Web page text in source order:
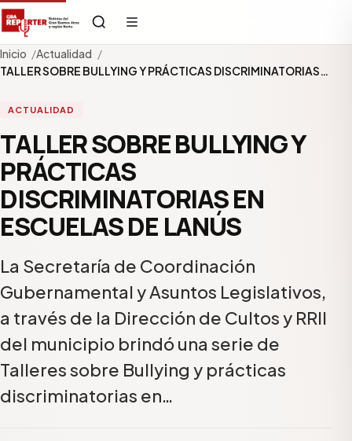
Inicio
Actualidad
TALLER SOBRE BULLYING Y PRÁCTICAS DISCRIMINATORIAS…
ACTUALIDAD
TALLER SOBRE BULLYING Y
PRÁCTICAS
DISCRIMINATORIAS EN
ESCUELAS DE LANÚS
La Secretaría de Coordinación
Gubernamental y Asuntos Legislativos,
a través de la Dirección de Cultos y RRII
del municipio brindó una serie de
Talleres sobre Bullying y prácticas
discriminatorias en…